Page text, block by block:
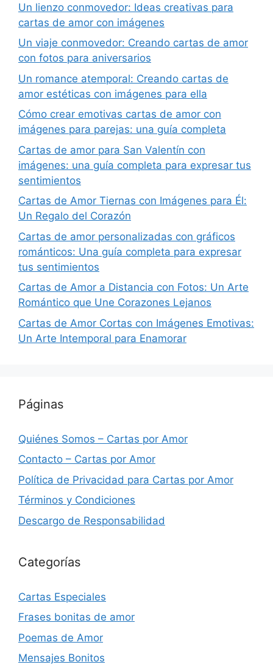
Un lienzo conmovedor: Ideas creativas para
cartas de amor con imágenes
Un viaje conmovedor: Creando cartas de amor
con fotos para aniversarios
Un romance atemporal: Creando cartas de
amor estéticas con imágenes para ella
Cómo crear emotivas cartas de amor con
imágenes para parejas: una guía completa
Cartas de amor para San Valentín con
imágenes: una guía completa para expresar tus
sentimientos
Cartas de Amor Tiernas con Imágenes para Él:
Un Regalo del Corazón
Cartas de amor personalizadas con gráficos
románticos: Una guía completa para expresar
tus sentimientos
Cartas de Amor a Distancia con Fotos: Un Arte
Romántico que Une Corazones Lejanos
Cartas de Amor Cortas con Imágenes Emotivas:
Un Arte Intemporal para Enamorar
Páginas
Quiénes Somos – Cartas por Amor
Contacto – Cartas por Amor
Política de Privacidad para Cartas por Amor
Términos y Condiciones
Descargo de Responsabilidad
Categorías
Cartas Especiales
Frases bonitas de amor
Poemas de Amor
Mensajes Bonitos